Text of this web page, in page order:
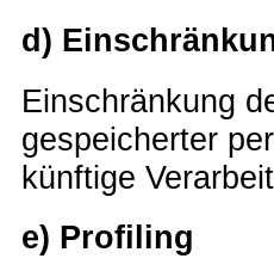
d)
Einschränkung
gespeicherter
künftige
e) Profiling